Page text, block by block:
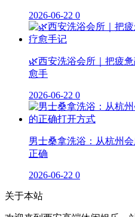
2026-06-22 0
🌿西安洗浴会所｜把疲
愈手
2026-06-22 0
男士桑拿洗浴：从杭州
正确
2026-06-22 0
关于本站